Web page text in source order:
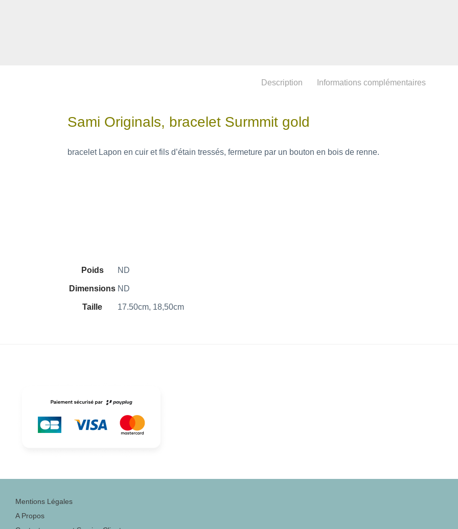
Description Informations complémentaires
Sami Originals, bracelet Surmmit gold
bracelet Lapon en cuir et fils d’étain tressés, fermeture par un bouton en bois de renne.
Poids ND
Dimensions ND
Taille 17.50cm, 18,50cm
Mentions Légales
A Propos